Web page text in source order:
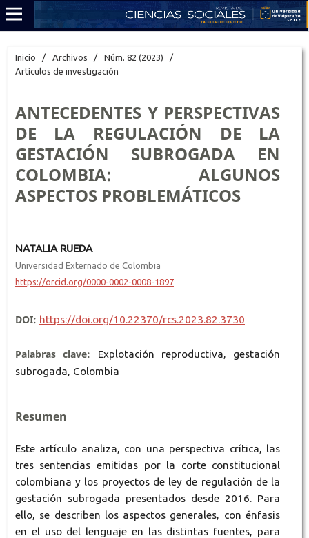
Inicio / Archivos / Núm. 82 (2023)
/
Artículos de investigación
ANTECEDENTES Y PERSPECTIVAS
DE LA REGULACIÓN DE LA
GESTACIÓN SUBROGADA EN
COLOMBIA: ALGUNOS
ASPECTOS PROBLEMÁTICOS
NATALIA RUEDA
Universidad Externado de Colombia
https://orcid.org/0000-0002-0008-1897
DOI: https://doi.org/10.22370/rcs.2023.82.3730
Palabras clave:
Explotación reproductiva, gestación
subrogada, Colombia
Resumen
Este artículo analiza, con una perspectiva crítica, las
tres sentencias emitidas por la corte constitucional
colombiana y los proyectos de ley de regulación de la
gestación subrogada presentados desde 2016. Para
ello, se describen los aspectos generales, con énfasis
en el uso del lenguaje en las distintas fuentes, para